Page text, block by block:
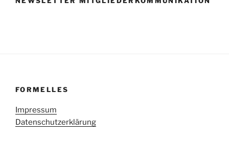
FORMELLES
Impressum
Datenschutzerklärung